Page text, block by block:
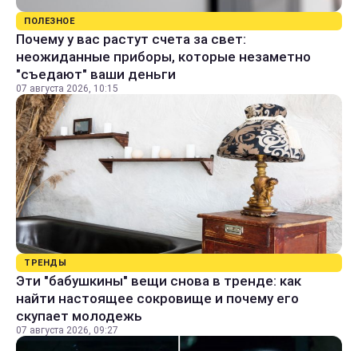
ПОЛЕЗНОЕ
Почему у вас растут счета за свет:
неожиданные приборы, которые незаметно
"съедают" ваши деньги
07 августа 2026, 10:15
ТРЕНДЫ
Эти "бабушкины" вещи снова в тренде: как
найти настоящее сокровище и почему его
скупает молодежь
07 августа 2026, 09:27